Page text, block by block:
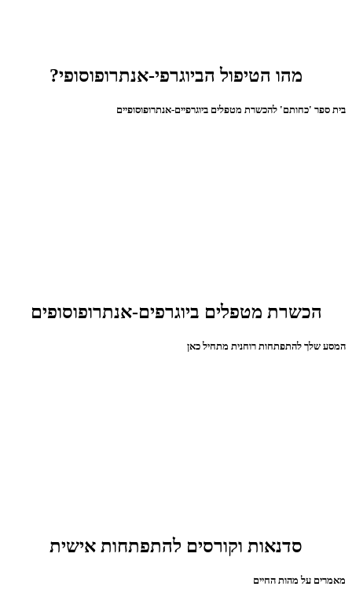
מהו הטיפול הביוגרפי-אנתרופוסופי?
בית ספר 'כחותם' להכשרת מטפלים ביוגרפיים-אנתרופוסופיים
הכשרת מטפלים ביוגרפים-אנתרופוסופים
המסע שלך להתפתחות רוחנית מתחיל כאן
סדנאות וקורסים להתפתחות אישית
מאמרים על מהות החיים